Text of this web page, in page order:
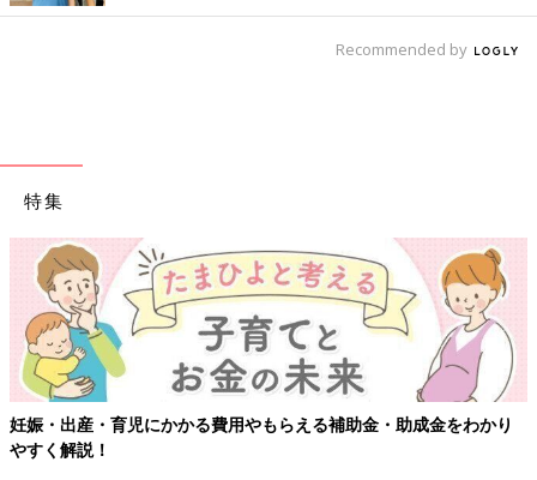
Recommended by
特集
金をわかり 【ワクチン接種できるものも】妊婦の感染症対策、